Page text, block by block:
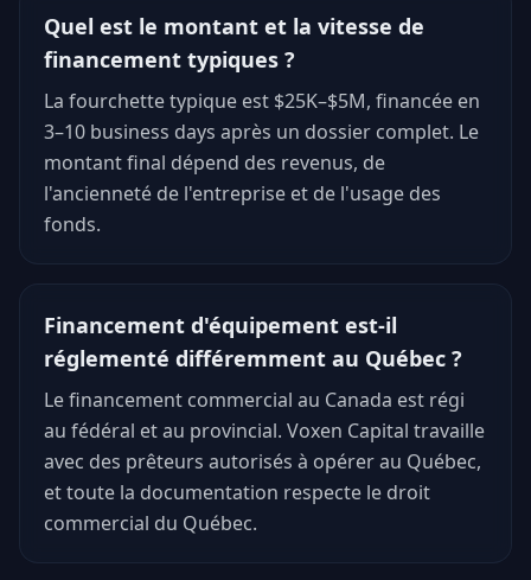
Quel est le montant et la vitesse de
financement typiques ?
La fourchette typique est $25K–$5M, financée en
3–10 business days après un dossier complet. Le
montant final dépend des revenus, de
l'ancienneté de l'entreprise et de l'usage des
fonds.
Financement d'équipement est-il
réglementé différemment au Québec ?
Le financement commercial au Canada est régi
au fédéral et au provincial. Voxen Capital travaille
avec des prêteurs autorisés à opérer au Québec,
et toute la documentation respecte le droit
commercial du Québec.